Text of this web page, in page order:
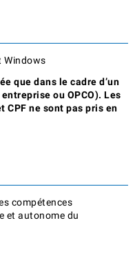
Windows
que dans le cadre d’un
ou OPCO). Les
CPF ne sont pas pris en
compétences
et autonome du